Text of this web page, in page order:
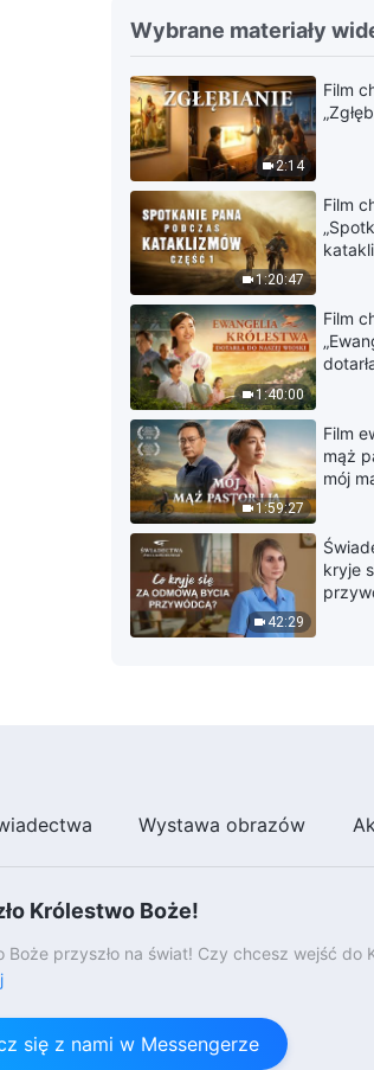
Wybrane materiały
2:14
Film
1:20:47
Film
los
1:40:00
Film
1:59:27
Film
mąż
mój
42:29
kryje
Wystawa obrazów
Królestwo Boże!
Boże przyszło na świat! Czy chcesz wejść do
się z nami w Messengerze